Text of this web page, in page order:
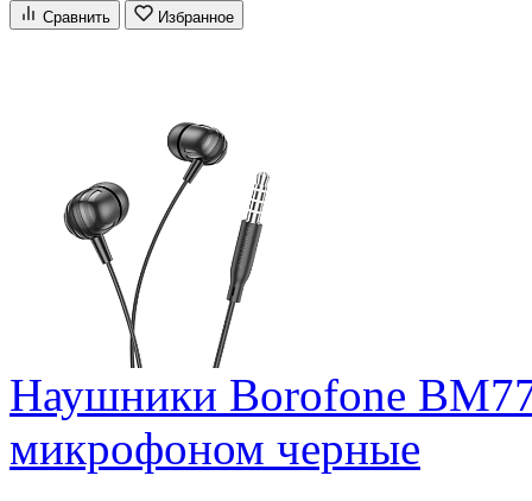
Сравнить Избранное
Наушники Borofone
микрофоном черные